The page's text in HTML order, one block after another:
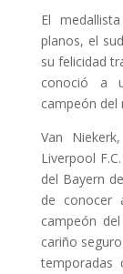
El
planos, el
su felicidad
conoció a
campeón del
Van
Liverpool
del Bayern
de conocer
campeón
cariño
temporadas